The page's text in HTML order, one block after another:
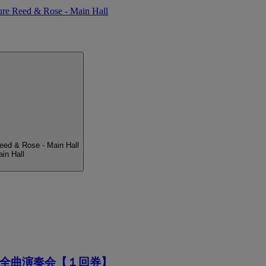
Reed & Rose - Main Hall
& Rose - Main Hall
Hall
演奏会【１回券】